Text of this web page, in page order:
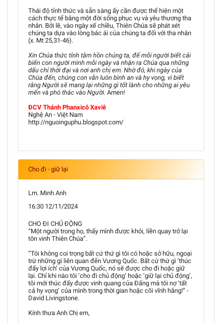
Thái độ tỉnh thức và sẵn sàng ấy cần được thể hiện một
cách thực tế bằng một đời sống phục vụ và yêu thương tha
nhân. Bởi lẽ, vào ngày xế chiều, Thiên Chúa sẽ phát xét
chúng ta dựa vào lòng bác ái của chúng ta đối với tha nhân
(x. Mt 25,31-46).
Xin Chúa thức tỉnh tâm hồn chúng ta, để mỗi người biết cải
biến con người mình mỗi ngày và nhận ra Chúa qua những
dấu chỉ thời đại và nơi anh chị em. Nhờ đó, khi ngày của
Chúa đến, chúng con vẫn luôn bình an và hy vọng, vì biết
rằng Người sẽ mang lại những gì tốt lành cho những ai yêu
mến và phó thác vào Người. Amen!
ĐCV Thánh Phanxicô Xaviê
Nghệ An - Việt Nam
http://nguoinguphu.blogspot.com/
Cho đi - giữ lại
Lm. Minh Anh
16:30 12/11/2024
CHO ĐI CHỦ ĐỘNG
“Một người trong họ, thấy mình được khỏi, liền quay trở lại
tôn vinh Thiên Chúa”.
“Tôi không coi trọng bất cứ thứ gì tôi có hoặc sở hữu, ngoại
trừ những gì liên quan đến Vương Quốc. Bất cứ thứ gì ‘thúc
đẩy lợi ích’ của Vương Quốc, nó sẽ được cho đi hoặc giữ
lại. Chỉ khi nào tôi ‘cho đi chủ động’ hoặc ‘giữ lại chủ động’,
tôi mới thúc đẩy được vinh quang của Đấng mà tôi nợ ‘tất
cả hy vọng’ của mình trong thời gian hoặc cõi vĩnh hằng!” -
David Livingstone.
Kính thưa Anh Chị em,